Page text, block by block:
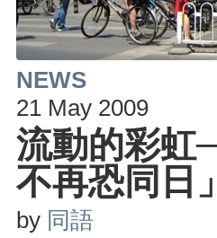
NEWS
21 May 2009
流動的彩虹
不再恐同日」
by 同語